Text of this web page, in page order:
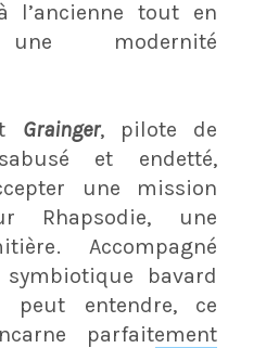
l’ancienne tout en
modernité
Grainger, pilote de
et endetté,
une mission
Rhapsodie, une
. Accompagné
bavard
entendre, ce
parfaitement